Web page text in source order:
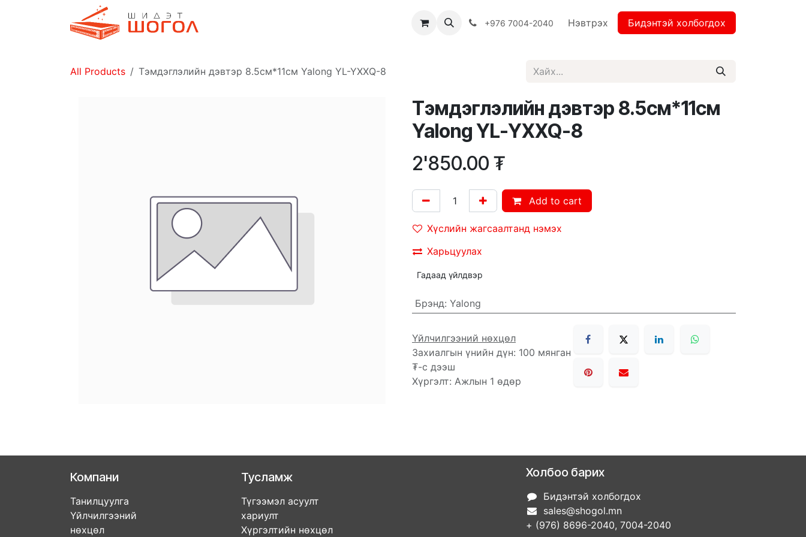
Хямдрал ♻️ Эко шогол+976 7004-2040 Нэвтрэх Бидэнтэй холбогдох
All Products Тэмдэглэлийн дэвтэр 8.5см*11см Yalong YL-YXXQ-8
Тэмдэглэлийн дэвтэр 8.5см*11см
Yalong YL-YXXQ-8
2'850.00 ₮
Add to cart
Хүслийн жагсаалтанд нэмэх
Харьцуулах
Гадаад үйлдвэр
Брэнд: Yalong
Үйлчилгээний нөхцөл
Захиалгын үнийн дүн: 100 мянган
₮-с дээш
Хүргэлт: Ажлын 1 өдөр
Компани
Танилцуулга
Үйлчилгээний
нөхцөл
Тусламж
Түгээмэл асуулт
хариулт
Хүргэлтийн нөхцөл
Холбоо барих
Бидэнтэй холбогдох
sales@shogol.mn
+ (976) 8696-2040, 7004-2040